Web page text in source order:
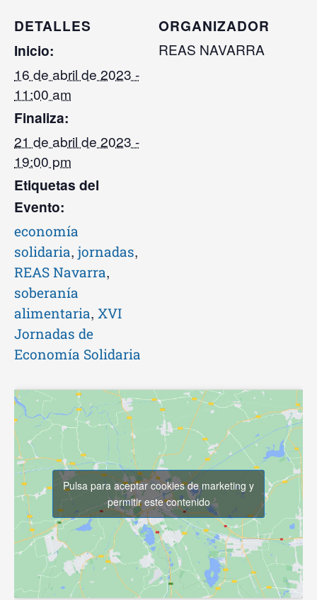
DETALLES
Inicio:
16 de abril de 2023 -
11:00 am
Finaliza:
21 de abril de 2023 -
19:00 pm
Etiquetas del
Evento:
economía
solidaria, jornadas,
REAS Navarra,
soberanía
alimentaria, XVI
Jornadas de
Economía Solidaria
ORGANIZADOR
REAS NAVARRA
Pulsa para aceptar cookies de marketing y
permitir este contenido